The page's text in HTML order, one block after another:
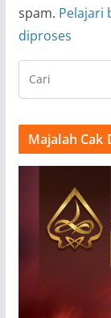
spam. Pelajari
diproses
Majalah Cak